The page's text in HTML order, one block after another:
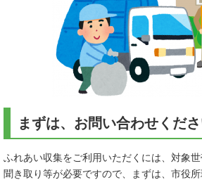
まずは、お問い合わせくだ
ふれあい収集をご利用いただくには、対象
聞き取り等が必要ですので、まずは、市役